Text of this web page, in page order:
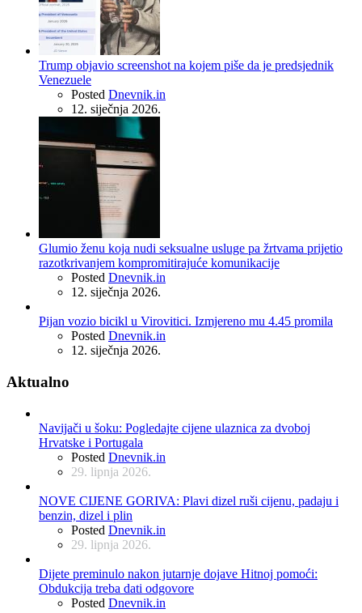
Trump objavio screenshot na kojem piše da je predsjednik
Venezuele
Posted Dnevnik.in
12. siječnja 2026.
Glumio ženu koja nudi seksualne usluge pa žrtvama prijetio
razotkrivanjem kompromitirajuće komunikacije
Posted Dnevnik.in
12. siječnja 2026.
Pijan vozio bicikl u Virovitici. Izmjereno mu 4.45 promila
Posted Dnevnik.in
12. siječnja 2026.
Aktualno
Navijači u šoku: Pogledajte cijene ulaznica za dvoboj
Hrvatske i Portugala
Posted Dnevnik.in
29. lipnja 2026.
NOVE CIJENE GORIVA: Plavi dizel ruši cijenu, padaju i
benzin, dizel i plin
Posted Dnevnik.in
29. lipnja 2026.
Dijete preminulo nakon jutarnje dojave Hitnoj pomoći:
Obdukcija treba dati odgovore
Posted Dnevnik.in